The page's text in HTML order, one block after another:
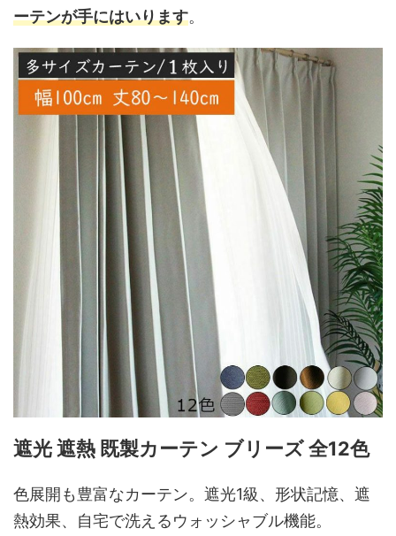
ーテンが手にはいります。
遮光 遮熱 既製カーテン ブリーズ 全12色
色展開も豊富なカーテン。遮光1級、形状記憶、遮
熱効果、自宅で洗えるウォッシャブル機能。